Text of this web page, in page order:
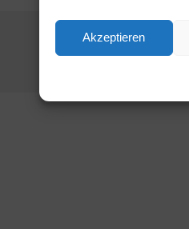
AkzeptierenZeit